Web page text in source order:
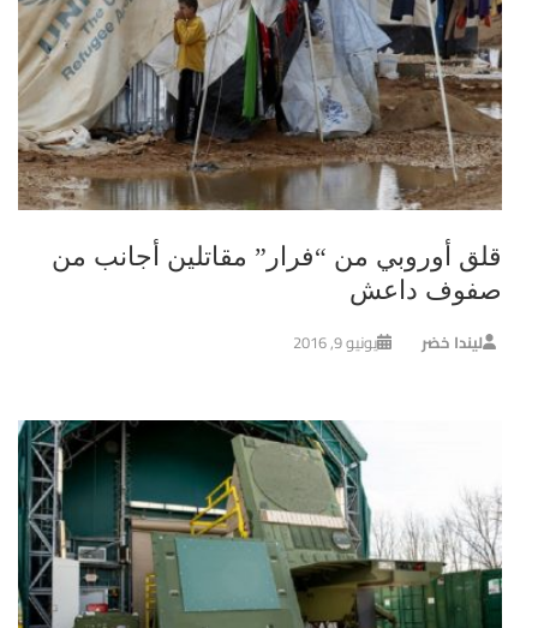
قلق أوروبي من “فرار” مقاتلين أجانب من
صفوف داعش
ليندا خضر يونيو 9, 2016